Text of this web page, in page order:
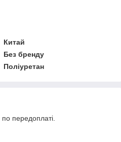
Китай
Без бренду
Поліуретан
по передоплаті.